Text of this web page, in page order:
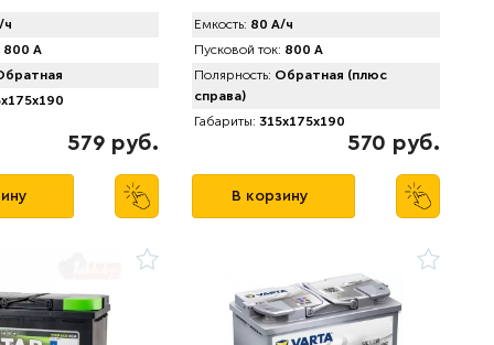
800 А
579 руб.
Емкость: 80 А/ч
Пусковой ток: 800 А
Полярность: Обратная (плюс
справа)
Габариты: 315x175x190
570 руб.
В корзину